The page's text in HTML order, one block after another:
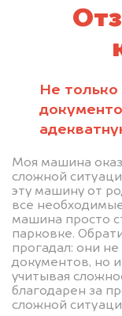
Не
Моя машина
сложной
эту машину от
все
машина просто
парковке.
прогадал: они
документов, но
учитывая
благодарен за
сложной